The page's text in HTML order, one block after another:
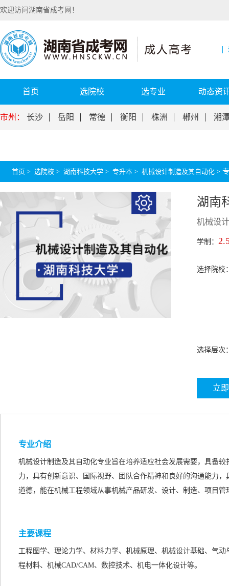
欢迎访问湖南省成考网！
首页 选院校 选专业 动态资
市州： 长沙 岳阳 常德 衡阳 株洲 郴州 湘
首页 > 选院校 > 湖南科技大学 > 专升本 > 机械设计制造及其自动化 >
湖南
机械设
学制：
选择院校
选择层次
立
专业介绍
机械设计制造及其自动化专业旨在培养适应社会发展需要，具备
力，具有创新意识、国际视野、团队合作精神和良好的沟通能力
道德，能在机械工程领域从事机械产品研发、设计、制造、项目
主要课程
工程图学、理论力学、材料力学、机械原理、机械设计基础、气
程材料、机械CAD/CAM、数控技术、机电一体化设计等。